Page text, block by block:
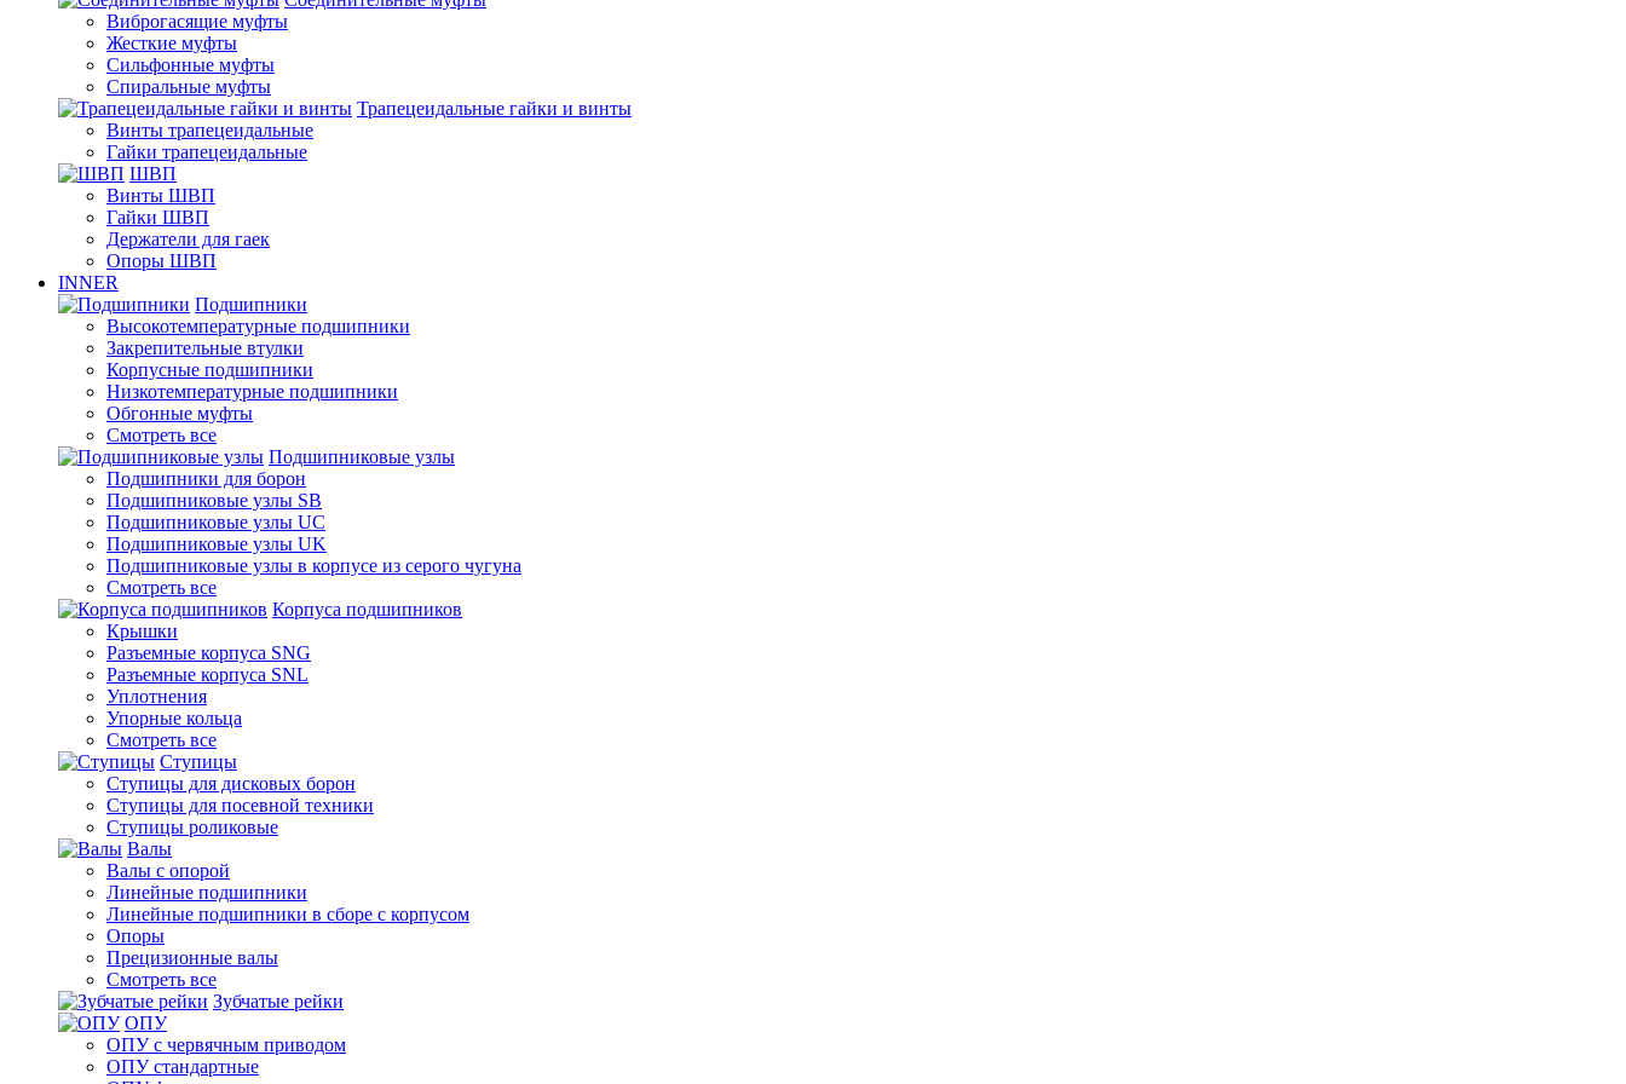
Виброгасящие муфты
Жесткие муфты
Сильфонные муфты
Спиральные муфты
Трапецеидальные гайки и винты
Винты трапецеидальные
Гайки трапецеидальные
ШВП
Винты ШВП
Гайки ШВП
Держатели для гаек
Опоры ШВП
INNER
Подшипники
Высокотемпературные подшипники
Закрепительные втулки
Корпусные подшипники
Низкотемпературные подшипники
Обгонные муфты
Смотреть все
Подшипниковые узлы
Подшипники для борон
Подшипниковые узлы SB
Подшипниковые узлы UC
Подшипниковые узлы UK
Подшипниковые узлы в корпусе из серого чугуна
Смотреть все
Корпуса подшипников
Крышки
Разъемные корпуса SNG
Разъемные корпуса SNL
Уплотнения
Упорные кольца
Смотреть все
Ступицы
Ступицы для дисковых борон
Ступицы для посевной техники
Ступицы роликовые
Валы
Валы с опорой
Линейные подшипники
Линейные подшипники в сборе с корпусом
Опоры
Прецизионные валы
Смотреть все
Зубчатые рейки
ОПУ
ОПУ с червячным приводом
ОПУ стандартные